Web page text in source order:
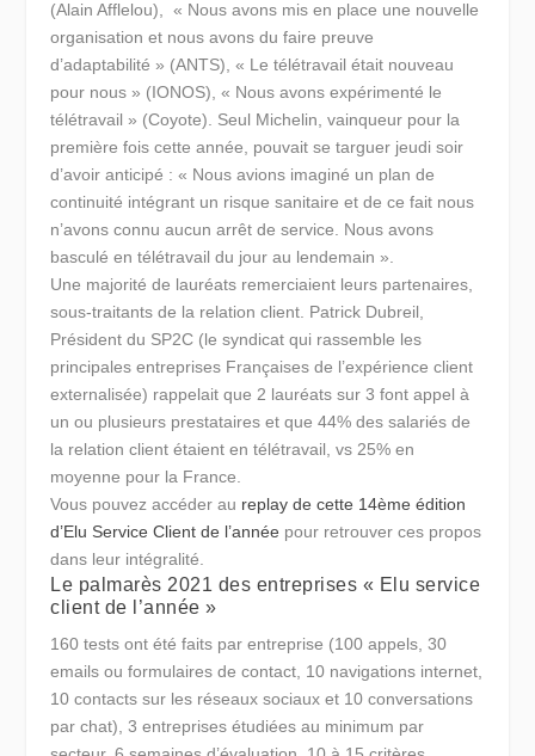
(Alain Afflelou),« Nous avons mis en place une nouvelle
organisation et nous avons du faire preuve
d’adaptabilité » (ANTS),« Le télétravail était nouveau
pour nous » (IONOS),« Nous avons expérimenté le
télétravail » (Coyote). Seul Michelin, vainqueur pour la
première fois cette année, pouvait se targuer jeudi soir
d’avoir anticipé :« Nous avions imaginé un plan de
continuité intégrant un risque sanitaire et de ce fait nous
n’avons connu aucun arrêt de service. Nous avons
basculé en télétravail du jour au lendemain ».
Une majorité de lauréats remerciaient leurs partenaires,
sous-traitants de la relation client. Patrick Dubreil,
Président du SP2C (le syndicat qui rassemble les
principales entreprises Françaises de l’expérience client
externalisée) rappelait que 2 lauréats sur 3 font appel à
un ou plusieurs prestataires et que 44% des salariés de
la relation client étaient en télétravail, vs 25% en
moyenne pour la France.
Vous pouvez accéder au replay de cette 14ème édition
d’Elu Service Client de l’année pour retrouver ces propos
dans leur intégralité.
Le palmarès 2021 des entreprises « Elu service
client de l’année »
160 tests ont été faits par entreprise (100 appels, 30
emails ou formulaires de contact, 10 navigations internet,
10 contacts sur les réseaux sociaux et 10 conversations
par chat), 3 entreprises étudiées au minimum par